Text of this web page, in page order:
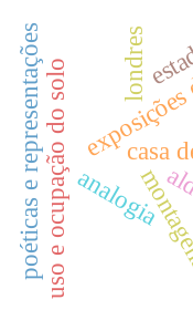
casa
londres
uso e ocupação do soloanalogia
poéticas e representações